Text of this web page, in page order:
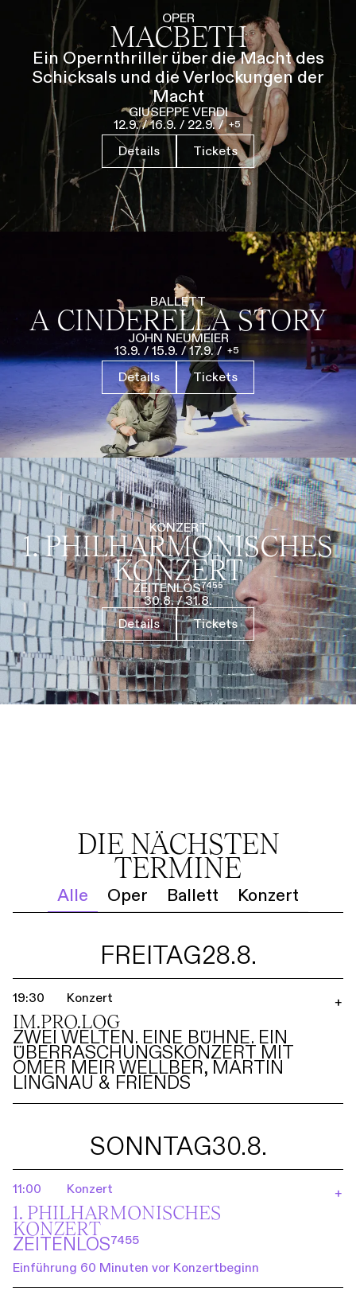
Führungen Jobs Kontakt
OPER
MACBETH
Ein Opernthriller über die Macht des
Schicksals und die Verlockungen der
Macht
GIUSEPPE VERDI
12.9. / 16.9. / 22.9. / 5
Details Tickets
BALLETT
A CINDERELLA STORY
JOHN NEUMEIER
13.9. / 15.9. / 17.9. / 5
Details Tickets
KONZERT
1. PHILHARMO­NISCHES
KONZERT
ZEITENLOS⁷⁴⁵⁵
30.8. / 31.8.
Details
Tickets
DIE NÄCHSTEN
TERMINE
Alle Oper Ballett Konzert
FREITAG28.8.
19:30 Konzert
IM.PRO.LOG
ZWEI WELTEN. EINE BÜHNE. EIN
ÜBERRASCHUNGSKONZERT MIT
OMER MEIR WELLBER, MARTIN
LINGNAU & FRIENDS
+
SONNTAG30.8.
11:00 Konzert
1. PHILHARMO­NISCHES
KONZERT
ZEITENLOS⁷⁴⁵⁵
Einführung 60 Minuten vor Konzertbeginn
+